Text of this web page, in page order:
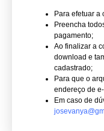
Para efetuar a
Preencha
pagamento;
Ao finalizar a
download e
cadastrado;
Para que o
endereço de
Em caso de